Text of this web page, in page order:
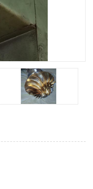
压缩机高速转子组
温气侧密封胶垫
空压机显示屏